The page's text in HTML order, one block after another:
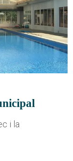
i la